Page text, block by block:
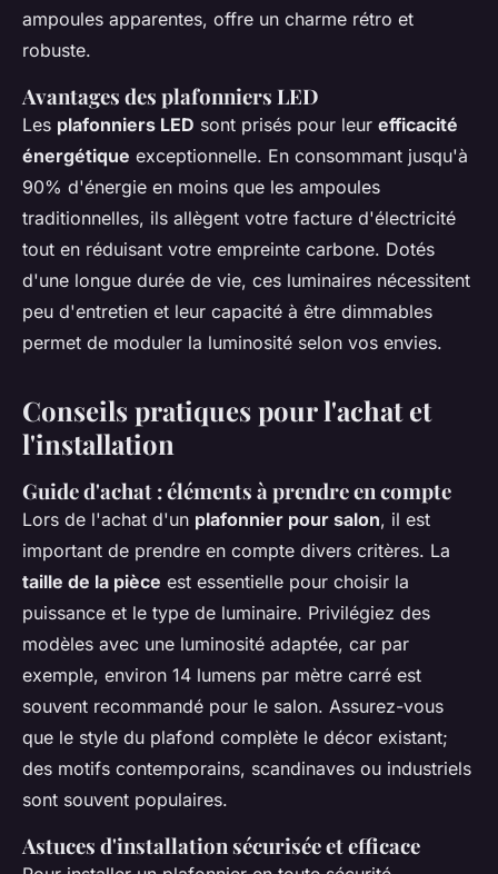
ampoules apparentes, offre un charme rétro et
robuste.
Avantages des plafonniers LED
Les plafonniers LED sont prisés pour leur efficacité
énergétique exceptionnelle. En consommant jusqu'à
90% d'énergie en moins que les ampoules
traditionnelles, ils allègent votre facture d'électricité
tout en réduisant votre empreinte carbone. Dotés
d'une longue durée de vie, ces luminaires nécessitent
peu d'entretien et leur capacité à être dimmables
permet de moduler la luminosité selon vos envies.
Conseils pratiques pour l'achat et
l'installation
Guide d'achat : éléments à prendre en compte
Lors de l'achat d'un plafonnier pour salon, il est
important de prendre en compte divers critères. La
taille de la pièce est essentielle pour choisir la
puissance et le type de luminaire. Privilégiez des
modèles avec une luminosité adaptée, car par
exemple, environ 14 lumens par mètre carré est
souvent recommandé pour le salon. Assurez-vous
que le style du plafond complète le décor existant;
des motifs contemporains, scandinaves ou industriels
sont souvent populaires.
Astuces d'installation sécurisée et efficace